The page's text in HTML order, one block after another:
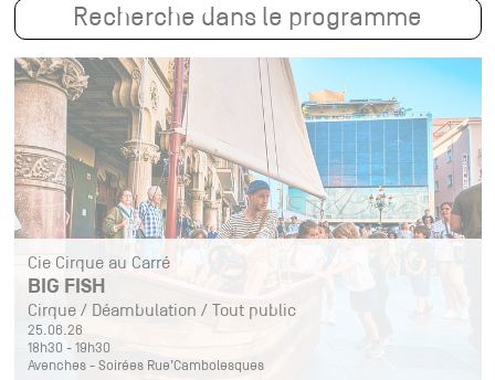
Cie Cirque au Carré
BIG FISH
Cirque / Déambulation / Tout public
25.06.26
18h30 - 19h30
Avenches - Soirées Rue’Cambolesques